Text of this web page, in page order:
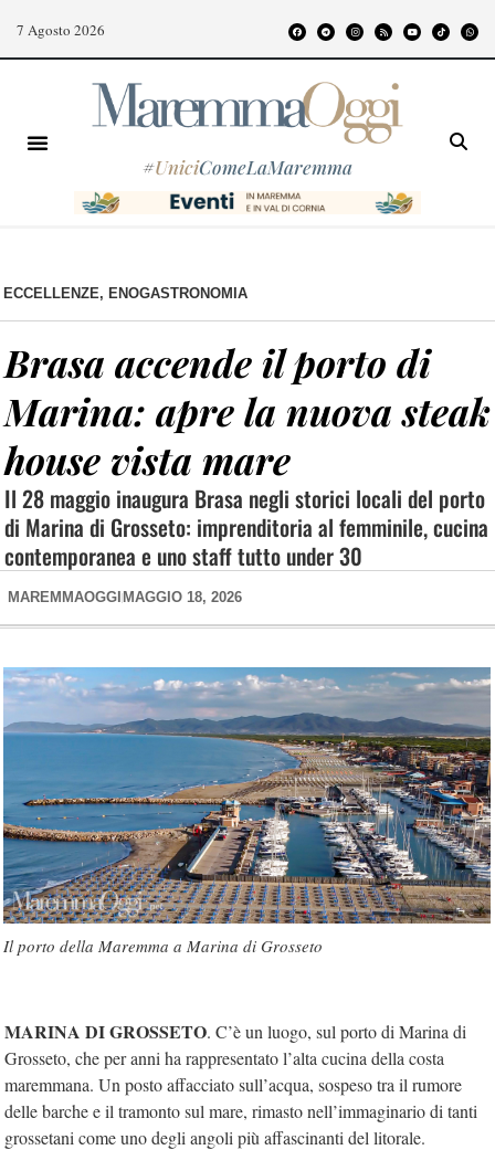
7 Agosto 2026
#UniciComeLaMaremma
ECCELLENZE, ENOGASTRONOMIA
Brasa accende il porto di
Marina: apre la nuova steak
house vista mare
Il 28 maggio inaugura Brasa negli storici locali del porto
di Marina di Grosseto: imprenditoria al femminile, cucina
contemporanea e uno staff tutto under 30
MAREMMAOGGI MAGGIO 18, 2026
Il porto della Maremma a Marina di Grosseto
MARINA DI GROSSETO. C’è un luogo, sul porto di Marina di
Grosseto, che per anni ha rappresentato l’alta cucina della costa
maremmana. Un posto affacciato sull’acqua, sospeso tra il rumore
delle barche e il tramonto sul mare, rimasto nell’immaginario di tanti
grossetani come uno degli angoli più affascinanti del litorale.